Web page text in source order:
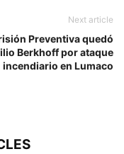
Next article
Preventiva quedó
Berkhoff por ataque
incendiario en Lumaco